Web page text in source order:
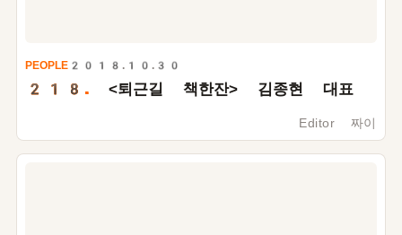
PEOPLE 2018.10.30
218. <퇴근길 책한잔> 김종현 대표
Editor 짜이